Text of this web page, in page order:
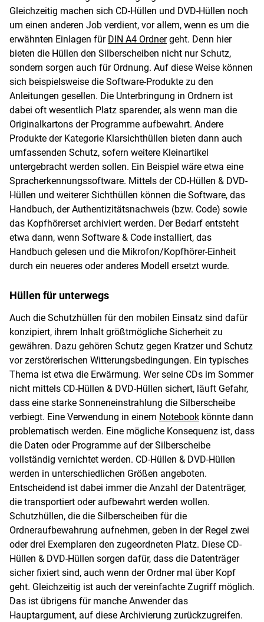
Gleichzeitig machen sich CD-Hüllen und DVD-Hüllen noch
um einen anderen Job verdient, vor allem, wenn es um die
erwähnten Einlagen für DIN A4 Ordnergeht. Denn hier
bieten die Hüllen den Silberscheiben nicht nur Schutz,
sondern sorgen auch für Ordnung. Auf diese Weise können
sich beispielsweise die Software-Produkte zu den
Anleitungen gesellen. Die Unterbringung in Ordnern ist
dabei oft wesentlich Platz sparender, als wenn man die
Originalkartons der Programme aufbewahrt. Andere
Produkte der Kategorie Klarsichthüllen bieten dann auch
umfassenden Schutz, sofern weitere Kleinartikel
untergebracht werden sollen. Ein Beispiel wäre etwa eine
Spracherkennungssoftware. Mittels der CD-Hüllen & DVD-
Hüllen und weiterer Sichthüllen können die Software, das
Handbuch, der Authentizitätsnachweis (bzw. Code) sowie
das Kopfhörerset archiviert werden. Der Bedarf entsteht
etwa dann, wenn Software & Code installiert, das
Handbuch gelesen und die Mikrofon/Kopfhörer-Einheit
durch ein neueres oder anderes Modell ersetzt wurde.
Hüllen für unterwegs
Auch die Schutzhüllen für den mobilen Einsatz sind dafür
konzipiert, ihrem Inhalt größtmögliche Sicherheit zu
gewähren. Dazu gehören Schutz gegen Kratzer und Schutz
vor zerstörerischen Witterungsbedingungen. Ein typisches
Thema ist etwa die Erwärmung. Wer seine CDs im Sommer
nicht mittels CD-Hüllen & DVD-Hüllen sichert, läuft Gefahr,
dass eine starke Sonneneinstrahlung die Silberscheibe
verbiegt. Eine Verwendung in einem Notebook könnte dann
problematisch werden. Eine mögliche Konsequenz ist, dass
die Daten oder Programme auf der Silberscheibe
vollständig vernichtet werden. CD-Hüllen & DVD-Hüllen
werden in unterschiedlichen Größen angeboten.
Entscheidend ist dabei immer die Anzahl der Datenträger,
die transportiert oder aufbewahrt werden wollen.
Schutzhüllen, die die Silberscheiben für die
Ordneraufbewahrung aufnehmen, geben in der Regel zwei
oder drei Exemplaren den zugeordneten Platz. Diese CD-
Hüllen & DVD-Hüllen sorgen dafür, dass die Datenträger
sicher fixiert sind, auch wenn der Ordner mal über Kopf
geht. Gleichzeitig ist auch der vereinfachte Zugriff möglich.
Das ist übrigens für manche Anwender das
Hauptargument, auf diese Archivierung zurückzugreifen.